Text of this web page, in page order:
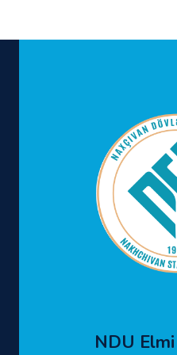
NDU